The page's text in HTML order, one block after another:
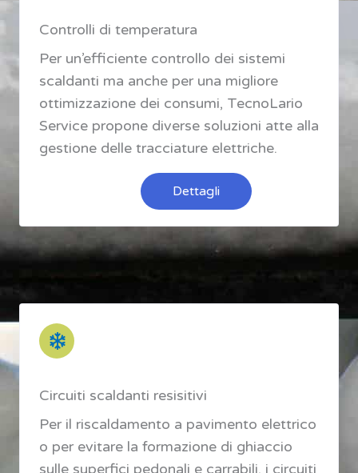
Controlli di temperatura
Per un’efficiente controllo dei sistemi
scaldanti ma anche per una migliore
ottimizzazione dei consumi, TecnoLario
Service propone diverse soluzioni atte alla
gestione delle tracciature elettriche.
Dettagli
Circuiti scaldanti resisitivi
Per il riscaldamento a pavimento elettrico
o per evitare la formazione di ghiaccio
sulle superfici pedonali e carrabili, i circuiti